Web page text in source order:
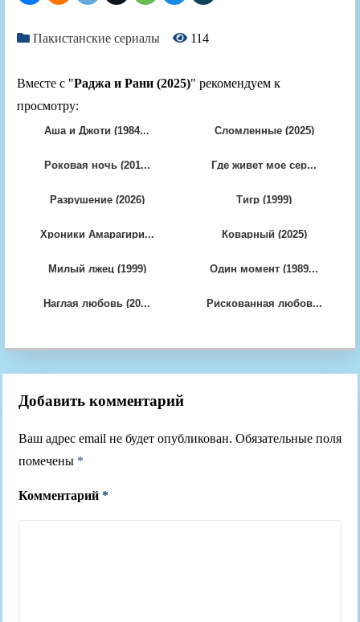
Пакистанские сериалы 114
Вместе с "Раджа и Рани (2025)" рекомендуем к
просмотру:
Аша и Джоти (1984... Сломленные (2025)
Роковая ночь (201... Где живет мое сер...
Разрушение (2026) Тигр (1999)
Хроники Амарагири... Коварный (2025)
Милый лжец (1999) Один момент (1989...
Наглая любовь (20... Рискованная любов...
Добавить комментарий
Ваш адрес email не будет опубликован. Обязательные поля
помечены *
Комментарий *